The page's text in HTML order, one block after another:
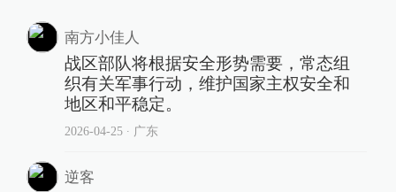
南方小佳人
战区部队将根据安全形势需要，常态组
织有关军事行动，维护国家主权安全和
地区和平稳定。
2026-04-25∙ 广东
逆客